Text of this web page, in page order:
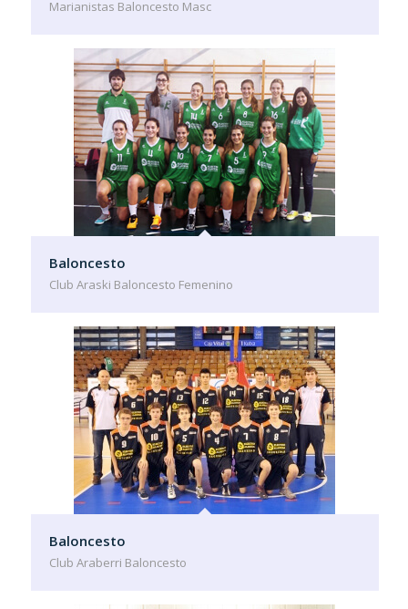
Marianistas Baloncesto Masc
Baloncesto
Club Araski Baloncesto Femenino
Baloncesto
Club Araberri Baloncesto